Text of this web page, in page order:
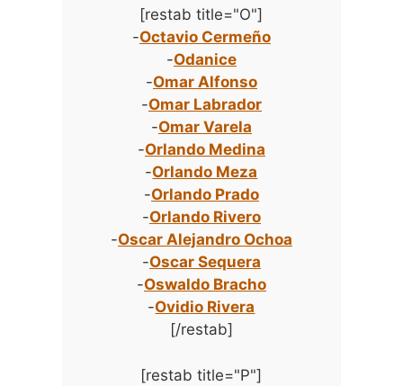
[restab title="O"]
-Octavio Cermeño
-Odanice
-Omar Alfonso
-Omar Labrador
-Omar Varela
-Orlando Medina
-Orlando Meza
-Orlando Prado
-Orlando Rivero
-Oscar Alejandro Ochoa
-Oscar Sequera
-Oswaldo Bracho
-Ovidio Rivera
[/restab]
[restab title="P"]